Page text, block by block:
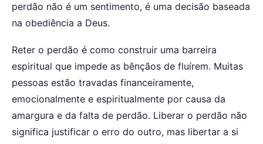
perdão não é um sentimento, é uma decisão baseada
na obediência a Deus.
Reter o perdão é como construir uma barreira
espiritual que impede as bênçãos de fluírem. Muitas
pessoas estão travadas financeiramente,
emocionalmente e espiritualmente por causa da
amargura e da falta de perdão. Liberar o perdão não
significa justificar o erro do outro, mas libertar a si